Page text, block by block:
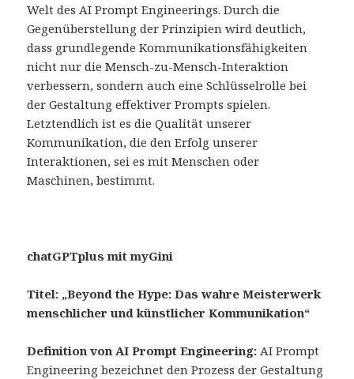
Welt des AI Prompt Engineerings. Durch die
Gegenüberstellung der Prinzipien wird deutlich,
dass grundlegende Kommunikationsfähigkeiten
nicht nur die Mensch-zu-Mensch-Interaktion
verbessern, sondern auch eine Schlüsselrolle bei
der Gestaltung effektiver Prompts spielen.
Letztendlich ist es die Qualität unserer
Kommunikation, die den Erfolg unserer
Interaktionen, sei es mit Menschen oder
Maschinen, bestimmt.
chatGPTplus mit myGini
Titel: „Beyond the Hype: Das wahre Meisterwerk
menschlicher und künstlicher Kommunikation“
Definition von AI Prompt Engineering: AI Prompt
Engineering bezeichnet den Prozess der Gestaltung